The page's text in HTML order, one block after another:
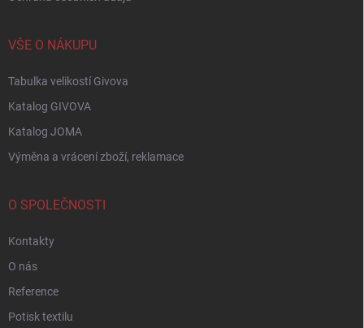
VŠE O NÁKUPU
Tabulka velikostí Givova
Katalog GIVOVA
Katalog JOMA
Výměna a vrácení zboží, reklamace
O SPOLEČNOSTI
Kontakty
O nás
Reference
Potisk textilu